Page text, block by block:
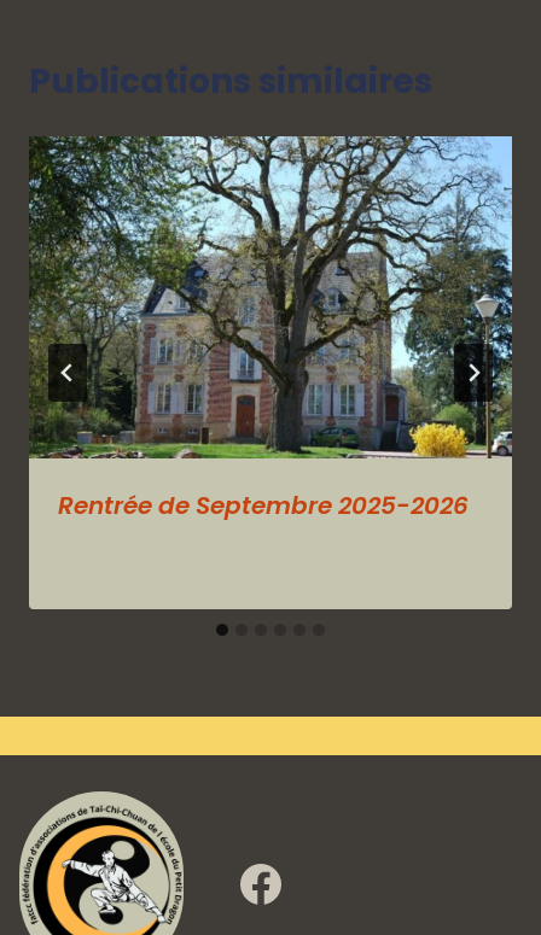
Publications similaires
Rentrée de Septembre 2025-2026